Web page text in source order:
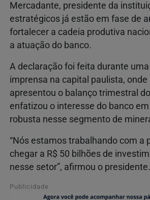
Mercadante, presidente da
estratégicos já estão em fase de
fortalecer a cadeia produtiva
a atuação do banco.
A declaração foi feita durante
imprensa na capital paulista,
apresentou o balanço trimestral do
enfatizou o interesse do banco
robusta nesse segmento de
“Nós estamos trabalhando com a
chegar a R$ 50 bilhões de
nesse setor”, afirmou o presidente.
Publicidade